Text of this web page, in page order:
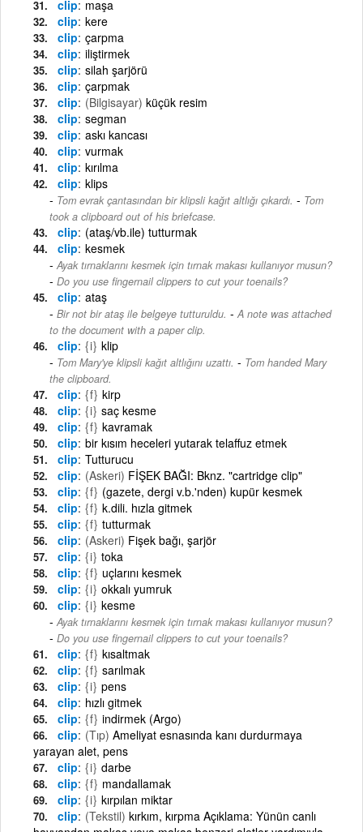
clip maşa
clip kere
clip çarpma
clip iliştirmek
clip silah şarjörü
clip çarpmak
clip (Bilgisayar) küçük resim
clip segman
clip askı kancası
clip vurmak
clip kırılma
clip klips
Tom evrak çantasından bir klipsli kağıt altlığı çıkardı. - Tom
took a clipboard out of his briefcase.
clip (ataş/vb.ile) tutturmak
clip kesmek
Ayak tırnaklarını kesmek için tırnak makası kullanıyor musun?
- Do you use fingernail clippers to cut your toenails?
clip ataş
Bir not bir ataş ile belgeye tutturuldu. - A note was attached
to the document with a paper clip.
clip {i} klip
Tom Mary'ye klipsli kağıt altlığını uzattı. - Tom handed Mary
the clipboard.
clip {f} kirp
clip {i} saç kesme
clip {f} kavramak
clip bir kısım heceleri yutarak telaffuz etmek
clip Tutturucu
clip (Askeri) FİŞEK BAĞI: Bknz. "cartridge clip"
clip {f} (gazete, dergi v.b.'nden) kupür kesmek
clip {f} k.dili. hızla gitmek
clip {f} tutturmak
clip (Askeri) Fişek bağı, şarjör
clip {i} toka
clip {f} uçlarını kesmek
clip {i} okkalı yumruk
clip {i} kesme
Ayak tırnaklarını kesmek için tırnak makası kullanıyor musun?
- Do you use fingernail clippers to cut your toenails?
clip {f} kısaltmak
clip {f} sarılmak
clip {i} pens
clip hızlı gitmek
clip {f} indirmek (Argo)
clip (Tıp) Ameliyat esnasında kanı durdurmaya
yarayan alet, pens
clip {i} darbe
clip {f} mandallamak
clip {i} kırpılan miktar
clip (Tekstil) kırkım, kırpma Açıklama: Yünün canlı